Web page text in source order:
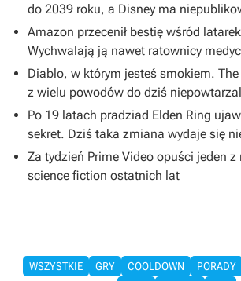
do 2039 roku, a Disney ma
Amazon przecenił bestię wśród
Wychwalają ją nawet ratownicy
Diablo, w którym jesteś smokiem.
z wielu powodów do dziś
Po 19 latach pradziad Elden Ring
sekret. Dziś taka zmiana wydaje się
Za tydzień Prime Video opuści jeden
science fiction ostatnich lat
WSZYSTKIE GRY COOLDOWN PORADY